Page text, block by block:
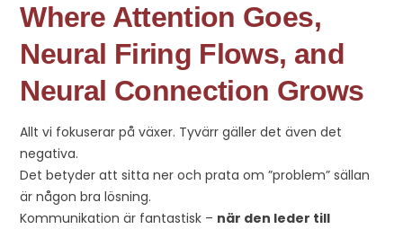
Where Attention Goes,
Neural Firing Flows, and
Neural Connection Grows
Allt vi fokuserar på växer. Tyvärr gäller det även det
negativa.
Det betyder att sitta ner och prata om ”problem” sällan
är någon bra lösning.
Kommunikation är fantastisk – när den leder till